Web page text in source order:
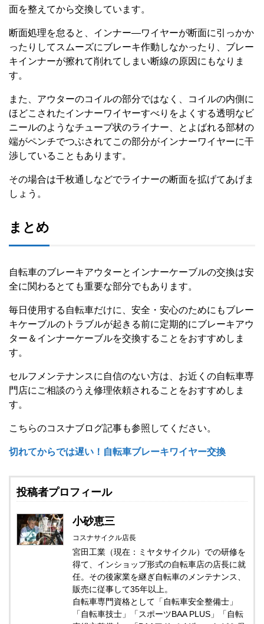
面を整えてから交換しています。
断面処理を怠ると、インナー―ワイヤーが断面に引っかか
ったりしてスムーズにブレーキ作動しなかったり、ブレー
キインナーが擦れて削れてしまい断線の原因にもなりま
す。
また、アウターのコイルの部分ではなく、コイルの内側に
ほどこされたインナーワイヤーすべりをよくする透明なビ
ニールのようなチューブ状のライナー、とよばれる部材の
端がペンチでつぶされてこの部分がインナーワイヤーに干
渉していることもあります。
その場合は千枚通しなどでライナーの断面を拡げてあげま
しょう。
まとめ
自転車のブレーキアウターとインナーケーブルの交換は安
全に関わるとても重要な部分でもあります。
毎日使用する自転車だけに、安全・安心のためにもブレー
キケーブルのトラブルが起きる前に定期的にブレーキアウ
ター＆インナーケーブルを交換することをおすすめしま
す。
セルフメンテナンスに自信のない方は、お近くの自転車専
門店にご相談のうえ修理依頼されることをおすすめしま
す。
こちらのコスナブログ記事も参照してください。
切れてからでは遅い！自転車ブレーキワイヤー交換
投稿者プロフィール
小砂恵三
コスナサイクル店長
宮田工業（現在：ミヤタサイクル）での研修を
得て、インショップ形式の自転車店の店長に就
任。その後家業を継ぎ自転車のメンテナンス、
販売に従事して35年以上。
自転車専門資格として「自転車安全整備士」
「自転車技士」「スポーツBAA PLUS」「自転